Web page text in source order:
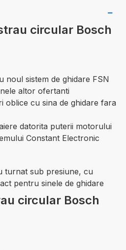
circular Bosch
noul sistem de ghidare FSN
altor ofertanti
oblice cu sina de ghidare fara
datorita puterii motorului
Constant Electronic
turnat sub presiune, cu
pentru sinele de ghidare
circular Bosch